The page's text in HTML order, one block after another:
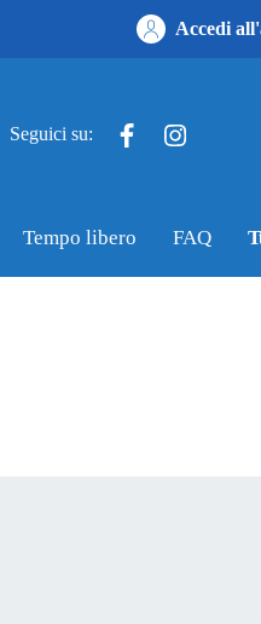
Accedi
Seguici su: Facebook
Tempo libero FAQ